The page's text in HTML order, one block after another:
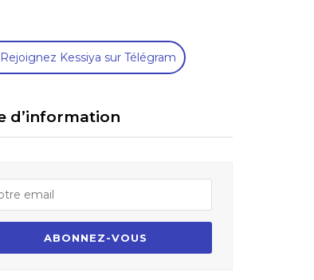
Rejoignez Kessiya sur Télégram
d’information